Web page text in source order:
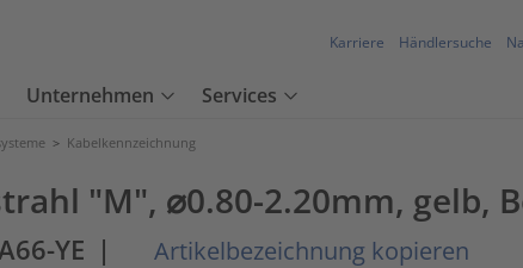
Karriere Händlersuche
Unternehmen Services
> Kabelkennzeichnung
"M", ⌀0.80-2.20mm, gelb,
YE | Artikelbezeichnung kopieren